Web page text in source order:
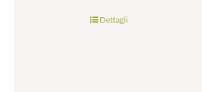
Dettagli